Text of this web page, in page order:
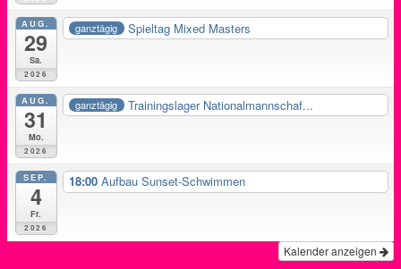
AUG.
29
Sa.
2026
ganztägig Spieltag Mixed Masters
AUG.
31
Mo.
2026
ganztägig Trainingslager Nationalmannschaf...
SEP.
4
Fr.
2026
18:00 Aufbau Sunset-Schwimmen
Kalender anzeigen